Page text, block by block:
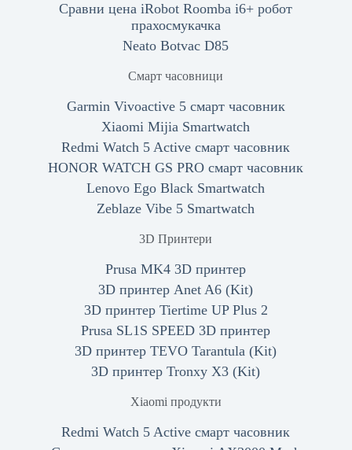
Сравни цена iRobot Roomba i6+ робот
прахосмукачка
Neato Botvac D85
Смарт часовници
Garmin Vivoactive 5 смарт часовник
Xiaomi Mijia Smartwatch
Redmi Watch 5 Active смарт часовник
HONOR WATCH GS PRO смарт часовник
Lenovo Ego Black Smartwatch
Zeblaze Vibe 5 Smartwatch
3D Принтери
Prusa MK4 3D принтер
3D принтер Anet A6 (Kit)
3D принтер Tiertime UP Plus 2
Prusa SL1S SPEED 3D принтер
3D принтер TEVO Tarantula (Kit)
3D принтер Tronxy X3 (Kit)
Xiaomi продукти
Redmi Watch 5 Active смарт часовник